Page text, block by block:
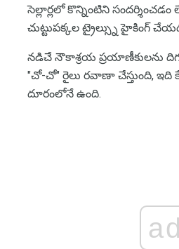
సెల్లార్లలో కొన్నింటిని
చుట్టుపక్కల ట్రైల్స్ను హైకింగ్
నడిచే నౌకాశ్రయ ప్రయాణీకులను
"చో-చో" రైలు రవాణా చేస్తుంది,
దూరంలోనే ఉంది.
ad